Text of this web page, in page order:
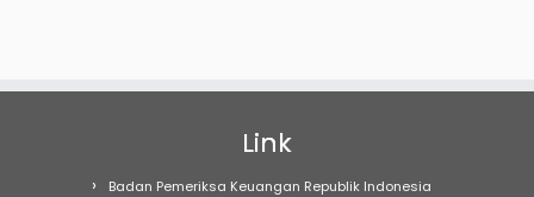
Link
Badan Pemeriksa Keuangan Republik Indonesia